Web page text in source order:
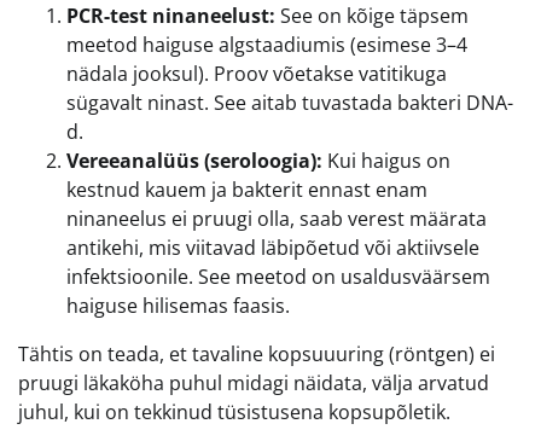
PCR-test ninaneelust: See on kõige täpsem
meetod haiguse algstaadiumis (esimese 3–4
nädala jooksul). Proov võetakse vatitikuga
sügavalt ninast. See aitab tuvastada bakteri DNA-
d.
Vereeanalüüs (seroloogia): Kui haigus on
kestnud kauem ja bakterit ennast enam
ninaneelus ei pruugi olla, saab verest määrata
antikehi, mis viitavad läbipõetud või aktiivsele
infektsioonile. See meetod on usaldusväärsem
haiguse hilisemas faasis.
Tähtis on teada, et tavaline kopsuuuring (röntgen) ei
pruugi läkaköha puhul midagi näidata, välja arvatud
juhul, kui on tekkinud tüsistusena kopsupõletik.